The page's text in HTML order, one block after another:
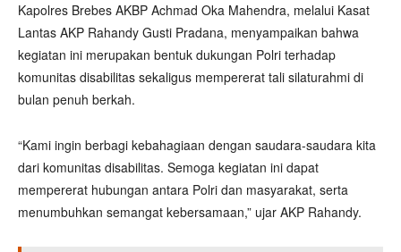
Kapolres Brebes AKBP Achmad Oka Mahendra, melalui Kasat
Lantas AKP Rahandy Gusti Pradana, menyampaikan bahwa
kegiatan ini merupakan bentuk dukungan Polri terhadap
komunitas disabilitas sekaligus mempererat tali silaturahmi di
bulan penuh berkah.
“Kami ingin berbagi kebahagiaan dengan saudara-saudara kita
dari komunitas disabilitas. Semoga kegiatan ini dapat
mempererat hubungan antara Polri dan masyarakat, serta
menumbuhkan semangat kebersamaan,” ujar AKP Rahandy.